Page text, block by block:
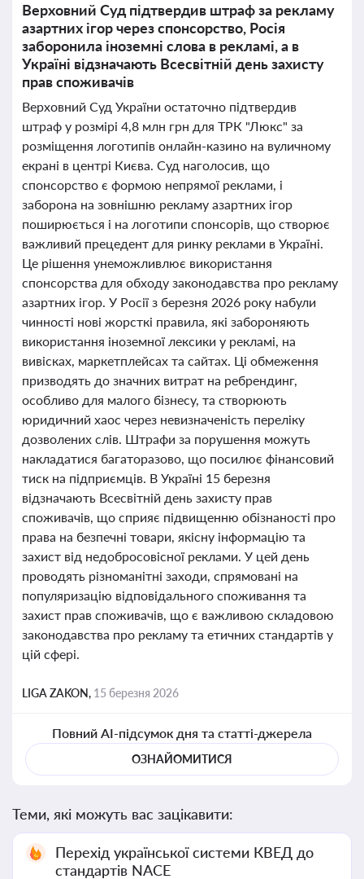
Верховний Суд підтвердив штраф за рекламу
азартних ігор через спонсорство, Росія
заборонила іноземні слова в рекламі, а в
Україні відзначають Всесвітній день захисту
прав споживачів
Верховний Суд України остаточно підтвердив
штраф у розмірі 4,8 млн грн для ТРК "Люкс" за
розміщення логотипів онлайн-казино на вуличному
екрані в центрі Києва. Суд наголосив, що
спонсорство є формою непрямої реклами, і
заборона на зовнішню рекламу азартних ігор
поширюється і на логотипи спонсорів, що створює
важливий прецедент для ринку реклами в Україні.
Це рішення унеможливлює використання
спонсорства для обходу законодавства про рекламу
азартних ігор. У Росії з березня 2026 року набули
чинності нові жорсткі правила, які забороняють
використання іноземної лексики у рекламі, на
вивісках, маркетплейсах та сайтах. Ці обмеження
призводять до значних витрат на ребрендинг,
особливо для малого бізнесу, та створюють
юридичний хаос через невизначеність переліку
дозволених слів. Штрафи за порушення можуть
накладатися багаторазово, що посилює фінансовий
тиск на підприємців. В Україні 15 березня
відзначають Всесвітній день захисту прав
споживачів, що сприяє підвищенню обізнаності про
права на безпечні товари, якісну інформацію та
захист від недобросовісної реклами. У цей день
проводять різноманітні заходи, спрямовані на
популяризацію відповідального споживання та
захист прав споживачів, що є важливою складовою
законодавства про рекламу та етичних стандартів у
цій сфері.
LIGA ZAKON, 15 березня 2026
Повний AI-підсумок дня та статті-джерела
ОЗНАЙОМИТИСЯ
Теми, які можуть вас зацікавити:
Перехід української системи КВЕД до
стандартів NACE